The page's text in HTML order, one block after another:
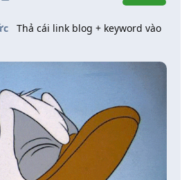
Thả cái link blog + keyword vào